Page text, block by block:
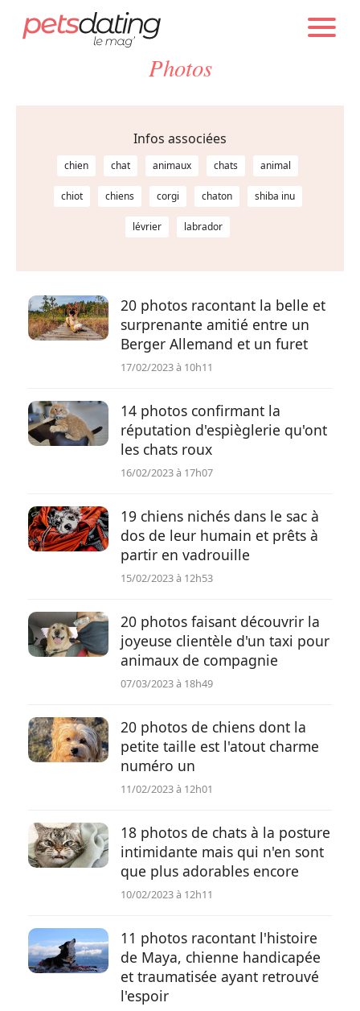
Chien
Chat
Faits Divers
Emotion
Sauvetages
PETS DATING INFOS
Photos
Infos associées
chien chat animaux chats animal
chiot chiens corgi chaton shiba inu
lévrier labrador
20 photos racontant la belle et
surprenante amitié entre un
Berger Allemand et un furet
17/02/2023 à 10h11
14 photos confirmant la
réputation d'espièglerie qu'ont
les chats roux
16/02/2023 à 17h07
19 chiens nichés dans le sac à
dos de leur humain et prêts à
partir en vadrouille
15/02/2023 à 12h53
20 photos faisant découvrir la
joyeuse clientèle d'un taxi pour
animaux de compagnie
07/03/2023 à 18h49
20 photos de chiens dont la
petite taille est l'atout charme
numéro un
11/02/2023 à 12h01
18 photos de chats à la posture
intimidante mais qui n'en sont
que plus adorables encore
10/02/2023 à 12h11
11 photos racontant l'histoire
de Maya, chienne handicapée
et traumatisée ayant retrouvé
l'espoir